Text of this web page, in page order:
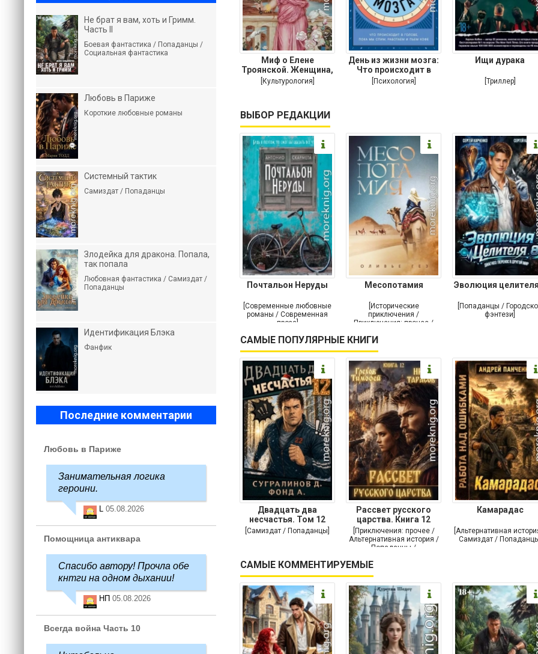
Миф о Елене
Троянской. Женщина,
которая 3000 лет
[Культурология]
День из жизни мозга:
Что происходит в
голове,
[Психология]
Ищи дурака
[Триллер]
ВЫБОР РЕДАКЦИИ
Почтальон Неруды
[Современные любовные
романы / Современная
проза]
Месопотамия
[Исторические
приключения /
Приключения: прочее /
Историческая проза]
Эволюция
[Попаданцы /
фэнтези]
САМЫЕ ПОПУЛЯРНЫЕ КНИГИ
Двадцать два
несчастья. Том 12
[Самиздат / Попаданцы]
Рассвет русского
царства. Книга 12
[Приключения: прочее /
Альтернативная история /
Попаданцы /
приключения]
Камарадас
[Альтернативная
Самиздат /
САМЫЕ КОММЕНТИРУЕМЫЕ
Не брат я вам, хоть и Гримм.
Часть II
Боевая фантастика / Попаданцы /
Социальная фантастика
Любовь в Париже
Короткие любовные романы
Системный тактик
Самиздат / Попаданцы
Злодейка для дракона. Попала,
так попала
Любовная фантастика / Самиздат /
Попаданцы
Идентификация Блэка
Фанфик
Последние комментарии
Любовь в Париже
Занимательная логика
героини.
L 05.08.2026
Помощница антиквара
Спасибо автору! Прочла обе
кнтги на одном дыхании!
НП 05.08.2026
Всегда война Часть 10